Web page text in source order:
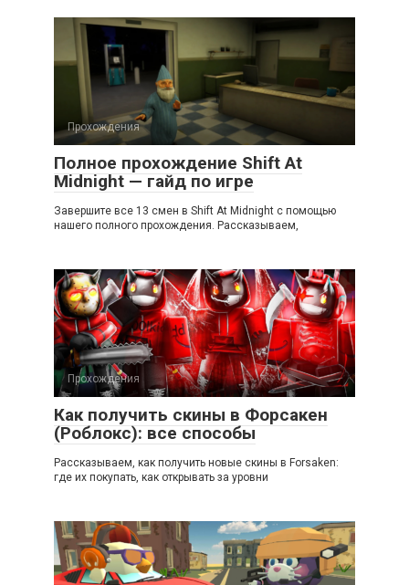
Прохождения
Полное прохождение Shift At
Midnight — гайд по игре
Завершите все 13 смен в Shift At Midnight с помощью
нашего полного прохождения. Рассказываем,
Прохождения
Как получить скины в Форсакен
(Роблокс): все способы
Рассказываем, как получить новые скины в Forsaken:
где их покупать, как открывать за уровни